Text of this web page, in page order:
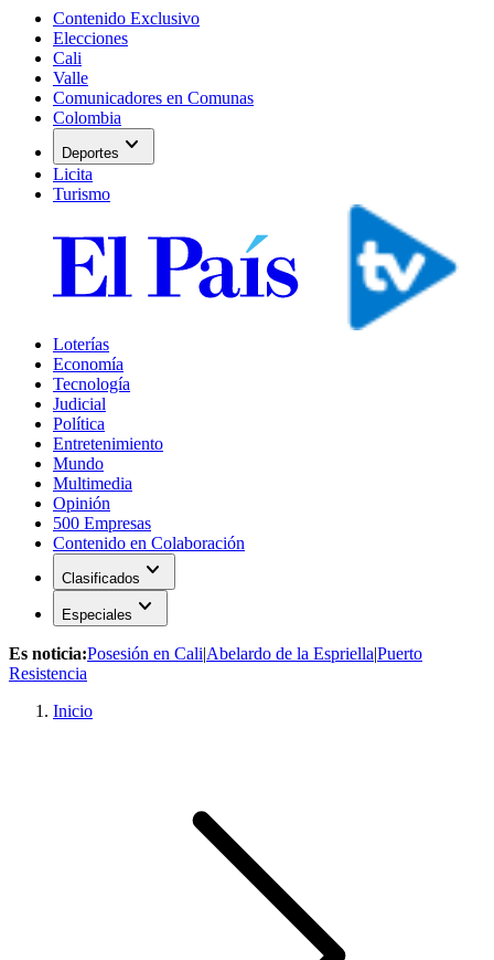
Contenido Exclusivo
Elecciones
Cali
Valle
Comunicadores en Comunas
Colombia
Deportes expand_more
Licita
Turismo
Loterías
Economía
Tecnología
Judicial
Política
Entretenimiento
Mundo
Multimedia
Opinión
500 Empresas
Contenido en Colaboración
Clasificados expand_more
Especiales expand_more
Es noticia:Posesión en Cali|Abelardo de la Espriella|Puerto
Resistencia
Inicio